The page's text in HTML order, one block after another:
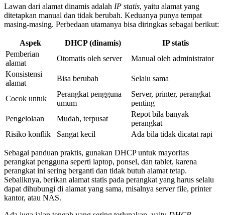
Lawan dari alamat dinamis adalah IP statis, yaitu alamat yang
ditetapkan manual dan tidak berubah. Keduanya punya tempat
masing-masing. Perbedaan utamanya bisa diringkas sebagai berikut:
Aspek DHCP (dinamis)
IP statis
Pemberian
alamat
Otomatis oleh server
Manual oleh administrator
Konsistensi
alamat
Bisa berubah Selalu sama
Cocok untuk
Perangkat pengguna
umum
Server, printer, perangkat
penting
Pengelolaan
Mudah, terpusat
Repot bila banyak
perangkat
Risiko konflik
Sangat kecil Ada bila tidak dicatat rapi
Sebagai panduan praktis, gunakan DHCP untuk mayoritas
perangkat pengguna seperti laptop, ponsel, dan tablet, karena
perangkat ini sering berganti dan tidak butuh alamat tetap.
Sebaliknya, berikan alamat statis pada perangkat yang harus selalu
dapat dihubungi di alamat yang sama, misalnya server file, printer
kantor, atau NAS.